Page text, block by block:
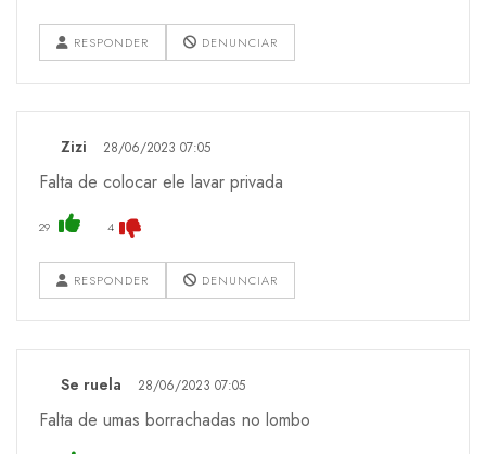
RESPONDER DENUNCIAR
Zizi 28/06/2023 07:05
Falta de colocar ele lavar privada
29 4
RESPONDER DENUNCIAR
Se ruela 28/06/2023 07:05
Falta de umas borrachadas no lombo